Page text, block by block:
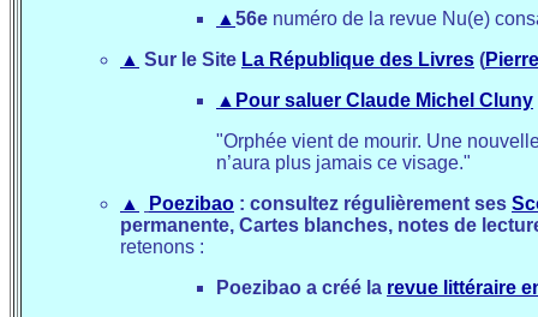
▲ 56e numéro de la revue Nu(e)
▲ Sur le Site La République des Livres (
▲ Pour saluer Claude Michel Cluny
"Orphée vient de mourir. Une
n’aura plus jamais ce visage."
▲
Poezibao : consultez régulièrement ses
permanente, Cartes blanches, notes de
retenons :
Poezibao a créé la revue littéraire